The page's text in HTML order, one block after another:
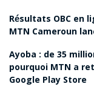
Résultats OBC en
MTN Cameroun
Ayoba : de 35
pourquoi MTN a
Google Play Store